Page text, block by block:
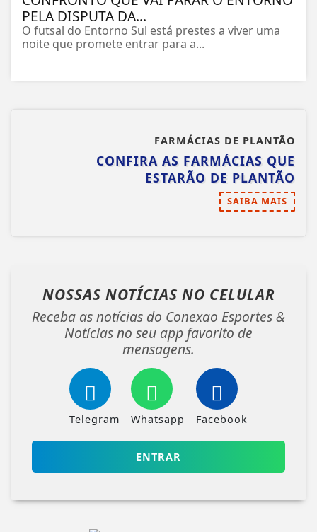
PELA DISPUTA DA...
O futsal do Entorno Sul está prestes a viver uma
noite que promete entrar para a...
FARMÁCIAS DE PLANTÃO
CONFIRA AS FARMÁCIAS QUE
ESTARÃO DE PLANTÃO
SAIBA MAIS
NOSSAS NOTÍCIAS NO CELULAR
Receba as notícias do Conexao Esportes &
Notícias no seu app favorito de
mensagens.
Telegram Whatsapp Facebook
ENTRAR